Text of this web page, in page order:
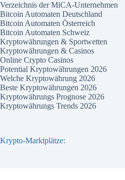
Verzeichnis der MiCA-Unternehmen
Bitcoin Automaten Deutschland
Bitcoin Automaten Österreich
Bitcoin Automaten Schweiz
Kryptowährungen & Sportwetten
Kryptowährungen & Casinos
Online Crypto Casinos
Potential Kryptowährungen 2026
Welche Kryptowährung 2026
Beste Kryptowährungen 2026
Kryptowährungs Prognose 2026
Kryptowährungs Trends 2026
Krypto-Marktplätze: